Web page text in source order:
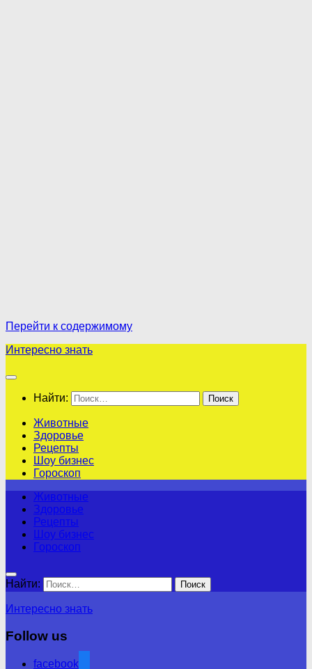
Перейти к содержимому
Интересно знать
Найти:
Животные
Здоровье
Рецепты
Шоу бизнес
Гороскоп
Животные
Здоровье
Рецепты
Шоу бизнес
Гороскоп
Найти:
Интересно знать
Follow us
facebook